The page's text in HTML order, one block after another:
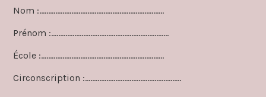
Nom :…………………………………………………………….
Prénom :…………………………………………………………
École :……………………………………………………………
Circonscription :………………………………………………